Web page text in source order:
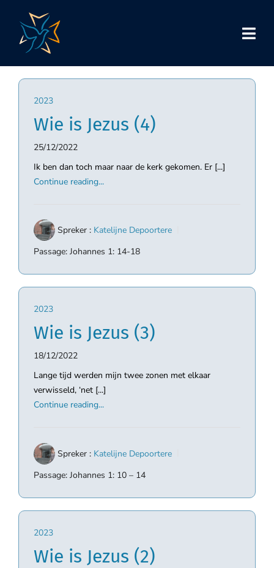
content
2023
Wie is Jezus (4)
25/12/2022
Ik ben dan toch maar naar de kerk gekomen. Er [...]
Continue reading...
Spreker : Katelijne Depoortere
Passage: Johannes 1: 14-18
2023
Wie is Jezus (3)
18/12/2022
Lange tijd werden mijn twee zonen met elkaar
verwisseld, ‘net [...]
Continue reading...
Spreker : Katelijne Depoortere
Passage: Johannes 1: 10 – 14
2023
Wie is Jezus (2)